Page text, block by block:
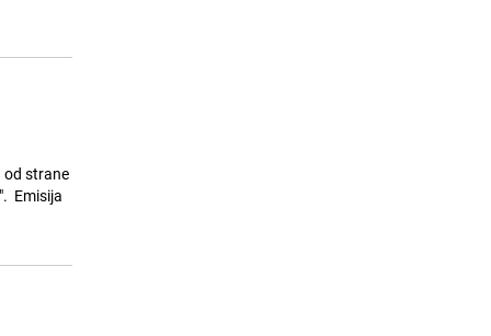
od strane
Emisija